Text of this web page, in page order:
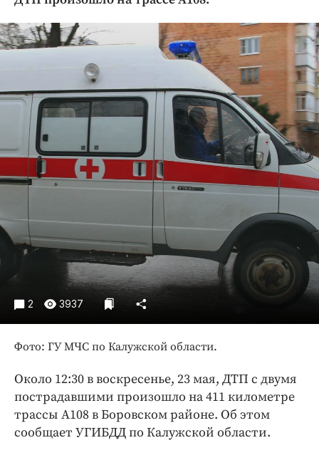
Криминал
Культура
Недвижимость и ЖКХ
Образование
Общество
Погода
Праздники
Происшествия
Спорт
Блоги
Издания
Медиаперсона
Интересное чтиво
Клиника года
Работодатель года
2 3937
Фото: ГУ МЧС по Калужской области.
Около 12:30 в воскресенье, 23 мая, ДТП с двумя
пострадавшими произошло на 411 километре
трассы А108 в Боровском районе. Об этом
сообщает УГИБДД по Калужской области.